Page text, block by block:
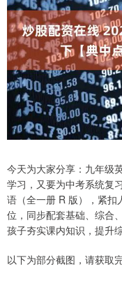
今天为大家分享：九年级
学习，又要为中考系统复
语（全一册 R 版），紧扣
位，同步配套基础、综合
孩子夯实课内知识，提升
以下为部分截图，请获取